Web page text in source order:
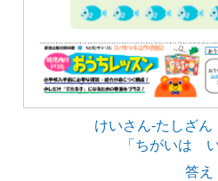
けいさん-たしざん
「ちがいは
答え